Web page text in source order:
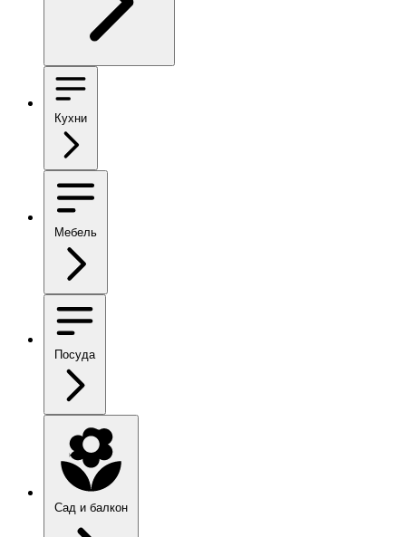
Кухни
Мебель
Посуда
Сад и балкон